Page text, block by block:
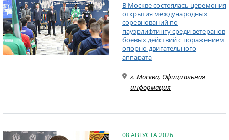
В Москве состоялась церемония
открытия международных
соревнований по
пауэрлифтингу среди ветеранов
боевых действий с поражением
опорно-двигательного
аппарата
г. Москва, Официальная
информация
08 АВГУСТА 2026